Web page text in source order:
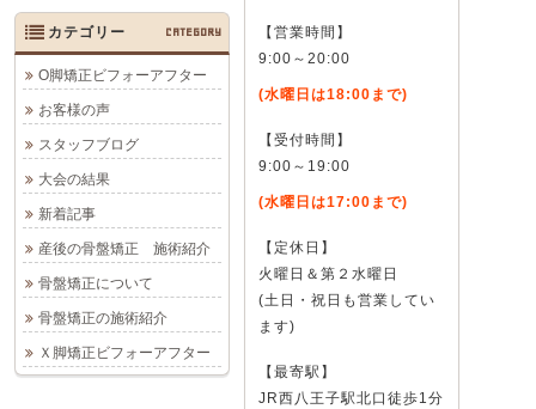
【営業時間】
9:00～20:00
(水曜日は18:00まで)
【受付時間】
9:00～19:00
(水曜日は17:00まで)
【定休日】
火曜日＆第２水曜日
(土日・祝日も営業してい
ます)
【最寄駅】
JR西八王子駅北口徒歩1分
カテゴリー CATEGORY
O脚矯正ビフォーアフター
お客様の声
スタッフブログ
大会の結果
新着記事
産後の骨盤矯正 施術紹介
骨盤矯正について
骨盤矯正の施術紹介
Ｘ脚矯正ビフォーアフター